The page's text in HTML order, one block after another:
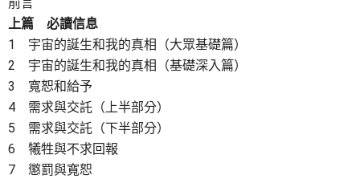
上篇 必讀信息
1 宇宙的誕生和我的真相（大眾基礎篇）
2 宇宙的誕生和我的真相（基礎深入篇）
3 寬恕和給予
4 需求與交託（上半部分）
5 需求與交託（下半部分）
6 犧牲與不求回報
7 懲罰與寬恕